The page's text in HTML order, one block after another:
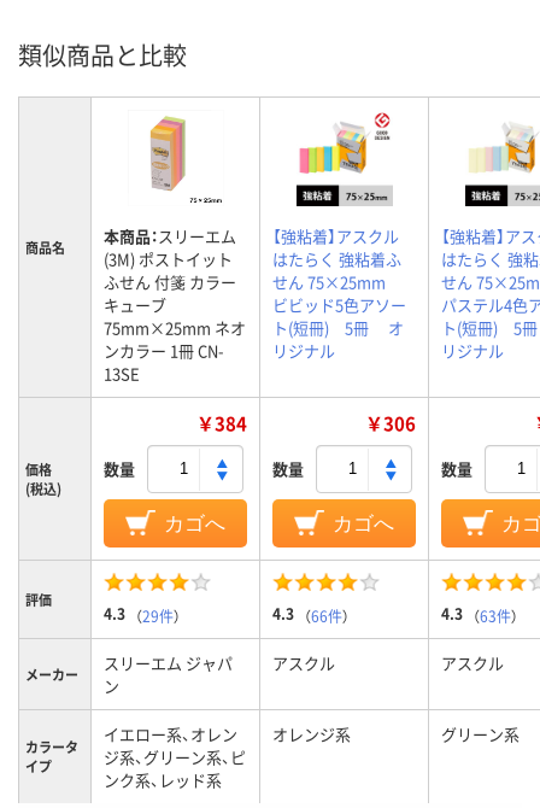
類似商品と比較
商品名 本商品：スリーエム
(3M) ポストイット
ふせん 付箋 カラー
キューブ
75mm×25mm ネオ
ンカラー 1冊 CN-
13SE
【強粘着】アスクル
はたらく 強粘着ふ
せん 75×25mm
ビビッド5色アソー
ト(短冊) 5冊 オ
リジナル
【強粘着】ア
はたらく 強
せん
パステル4色
ト(短冊) 5
リジナル
価格
(税込)
￥384
数量
カゴへ
￥306
数量
カゴへ
数量
カ
評価
4.3 （29件） 4.3 （66件） 4.3 （63件）
メーカー
スリーエム ジャパ
ン
アスクル アスクル
カラータ
イプ
イエロー系、オレン
ジ系、グリーン系、ピ
ンク系、レッド系
オレンジ系 グリーン系